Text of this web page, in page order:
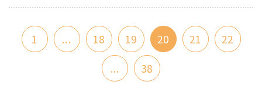
1 ... 18 19 20 21
22
...
38